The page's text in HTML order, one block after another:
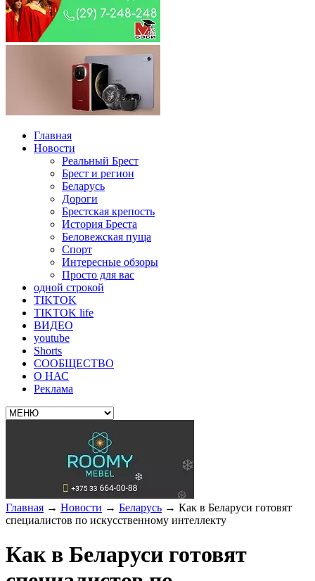
Главная
Новости
Реальный Брест
Брест и регион
Беларусь
Дороги
Брестская крепость
История Бреста
Беловежская пуща
Спорт
Интересные обзоры
Просто для вас
одной строкой
TIKTOK
TIKTOK life
ВИДЕО
youtube
Shorts
СООБЩЕСТВО
О НАС
Реклама
Главная → Новости → Беларусь → Как в Беларуси готовят
специалистов по искусственному интеллекту
Как в Беларуси готовят